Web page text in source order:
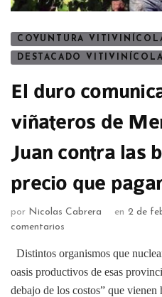
COYUNTURA
DESTACADO VITIVINÍCOLA
El duro
viñateros de
Juan contra las
precio que
por Nicolas Cabrera en 2 de
comentarios
Distintos organismos que
oasis productivos de esas
debajo de los costos” que vienen